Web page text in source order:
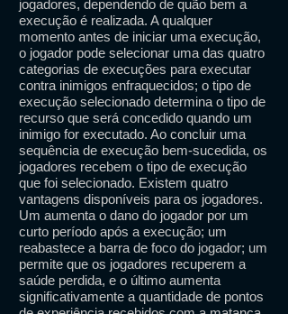
jogadores, dependendo de quão bem a
execução é realizada. A qualquer
momento antes de iniciar uma execução,
o jogador pode selecionar uma das quatro
categorias de execuções para executar
contra inimigos enfraquecidos; o tipo de
execução selecionado determina o tipo de
recurso que será concedido quando um
inimigo for executado. Ao concluir uma
sequência de execução bem-sucedida, os
jogadores recebem o tipo de execução
que foi selecionado. Existem quatro
vantagens disponíveis para os jogadores.
Um aumenta o dano do jogador por um
curto período após a execução; um
reabastece a barra de foco do jogador; um
permite que os jogadores recuperem a
saúde perdida, e o último aumenta
significativamente a quantidade de pontos